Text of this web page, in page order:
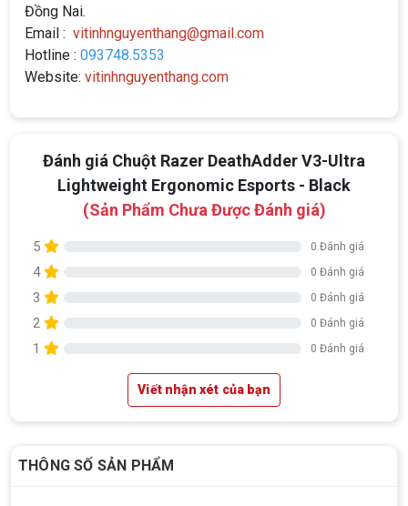
Đồng Nai.
Email : vitinhnguyenthang@gmail.com
Hotline : 093748.5353
Website: vitinhnguyenthang.com
Đánh giá Chuột Razer DeathAdder V3-Ultra
Lightweight Ergonomic Esports - Black
(Sản Phẩm Chưa Được Đánh giá)
5 0 Đánh giá
4 0 Đánh giá
3 0 Đánh giá
2 0 Đánh giá
1 0 Đánh giá
Viết nhận xét của bạn
THÔNG SỐ SẢN PHẨM